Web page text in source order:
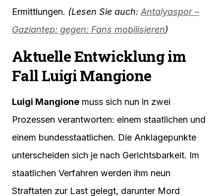
Ermittlungen. (Lesen Sie auch: Antalyaspor –
Gaziantep: gegen: Fans mobilisieren)
Aktuelle Entwicklung im
Fall Luigi Mangione
Luigi Mangione muss sich nun in zwei
Prozessen verantworten: einem staatlichen und
einem bundesstaatlichen. Die Anklagepunkte
unterscheiden sich je nach Gerichtsbarkeit. Im
staatlichen Verfahren werden ihm neun
Straftaten zur Last gelegt, darunter Mord